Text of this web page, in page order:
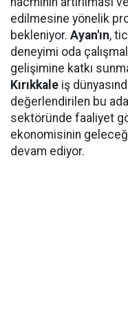
edilmesine yönelik
bekleniyor. Ayan'ın,
deneyimi oda
gelişimine katkı
Kırıkkale iş
değerlendirilen bu
sektöründe faaliyet
ekonomisinin
devam ediyor.